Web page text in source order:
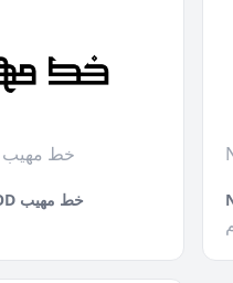
Moheeb arabic font downlod خط مهيب
MOHEEB ARABIC FONT DOWNLOD خط مهيب